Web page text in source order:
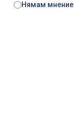
Нямам мнение